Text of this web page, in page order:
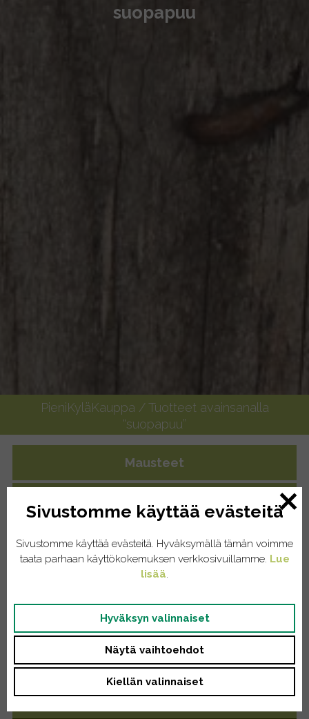
suopapuu
PieniKyläKauppa / Tuotteet avainsanalla
“suopapuu”
Mausteet
Eläintenruoat
Kissat
Koirat
Kodinhoito
Pyykinpesu
Sivustomme käyttää evästeitä
Sivustomme käyttää evästeitä. Hyväksymällä tämän voimme
taata parhaan käyttökokemuksen verkkosivuillamme. Lue
lisää.
Hyväksyn valinnaiset
Näytä vaihtoehdot
Kiellän valinnaiset